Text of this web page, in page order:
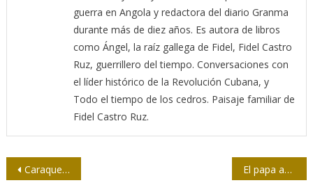
guerra en Angola y redactora del diario Granma
durante más de diez años. Es autora de libros
como Ángel, la raíz gallega de Fidel, Fidel Castro
Ruz, guerrillero del tiempo. Conversaciones con
el líder histórico de la Revolución Cubana, y
Todo el tiempo de los cedros. Paisaje familiar de
Fidel Castro Ruz.
Navegación
Caraqueño El papa aboga por pensamiento crítico frente al avance digital